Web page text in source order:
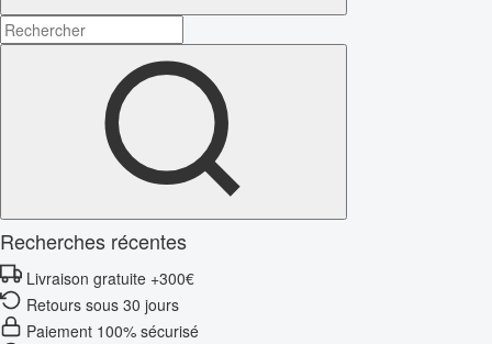
Recherches récentes
Livraison gratuite +300€
Retours sous 30 jours
Paiement 100% sécurisé